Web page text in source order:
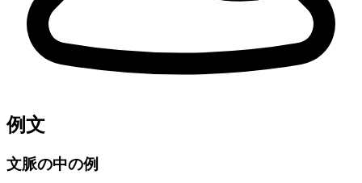
例文
文脈の中の例